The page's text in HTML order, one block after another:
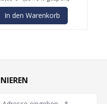
In den Warenkorb